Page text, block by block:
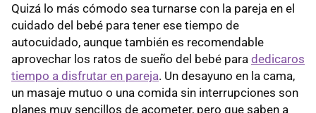
Quizá lo más cómodo sea turnarse con la pareja en el
cuidado del bebé para tener ese tiempo de
autocuidado, aunque también es recomendable
aprovechar los ratos de sueño del bebé para dedicaros
tiempo a disfrutar en pareja. Un desayuno en la cama,
un masaje mutuo o una comida sin interrupciones son
planes muy sencillos de acometer, pero que saben a